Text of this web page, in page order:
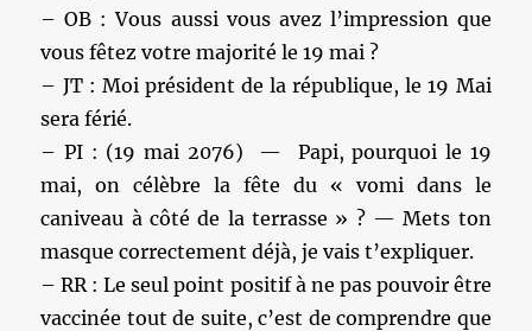
– OB : Vous aussi vous avez l’impression que
vous fêtez votre majorité le 19 mai ?
– JT : Moi président de la république, le 19 Mai
sera férié.
– PI : (19 mai 2076) — Papi, pourquoi le 19
mai, on célèbre la fête du « vomi dans le
caniveau à côté de la terrasse » ? — Mets ton
masque correctement déjà, je vais t’expliquer.
– RR : Le seul point positif à ne pas pouvoir être
vaccinée tout de suite, c’est de comprendre que